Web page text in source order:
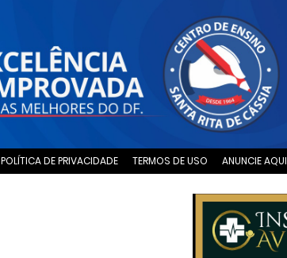
POLÍTICA DE PRIVACIDADE TERMOS DE USO ANUNCIE AQUI